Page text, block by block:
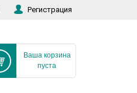
Регистрация
Ваша корзина
пуста